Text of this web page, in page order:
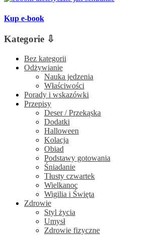
Kup e-book
Kategorie ⇩
Bez kategorii
Odżywianie
Nauka jedzenia
Właściwości
Porady i wskazówki
Przepisy
Deser / Przekąska
Dodatki
Halloween
Kolacja
Obiad
Podstawy gotowania
Śniadanie
Tłusty czwartek
Wielkanoc
Wigilia i Święta
Zdrowie
Styl życia
Umysł
Zdrowie fizyczne